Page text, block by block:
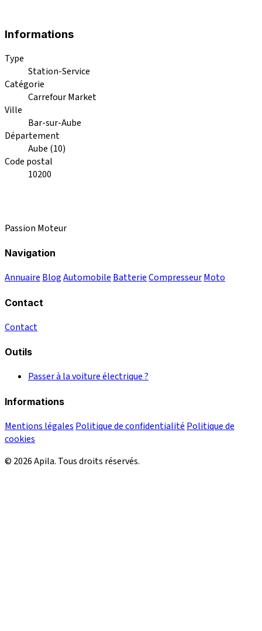
Informations
Type
Station-Service
Catégorie
Carrefour Market
Ville
Bar-sur-Aube
Département
Aube (10)
Code postal
10200
Passion Moteur
Navigation
Annuaire BlogAutomobile BatterieCompresseurMoto
Contact
Contact
Outils
Passer à la voiture électrique ?
Informations
Mentions légales Politique de confidentialité Politique de
cookies
© 2026 Apila. Tous droits réservés.